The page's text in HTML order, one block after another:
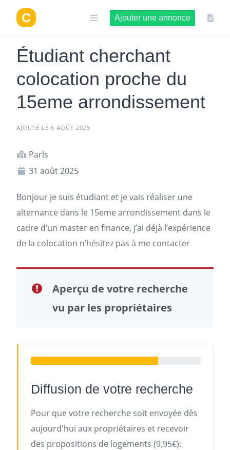
contenu
Ajouter une annonce
Étudiant cherchant
colocation proche du
15eme arrondissement
AJOUTÉ LE 6 AOÛT 2025
Parls
31 août 2025
Bonjour je suis étudiant et je vais réaliser une
alternance dans le 15eme arrondissement dans le
cadre d’un master en finance, j’ai déjà l’expérience
de la colocation n’hésitez pas à me contacter
Aperçu de votre recherche
vu par les propriétaires
Diffusion de votre recherche
Pour que votre recherche soit envoyée dès
aujourd'hui aux propriétaires et recevoir
des propositions de logements (9,95€):